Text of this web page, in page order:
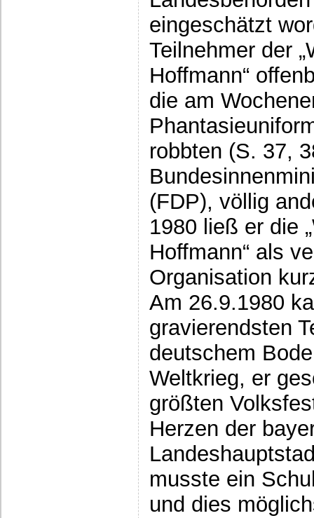
eingeschätzt
Teilnehmer der
Hoffmann“
die am
robbten (S. 37,
(FDP), völlig
1980 ließ er die
Hoffmann“ als
Organisation
Am 26.9.1980
gravierendsten
deutschem
Weltkrieg, er
größten
Herzen der
musste ein
und dies